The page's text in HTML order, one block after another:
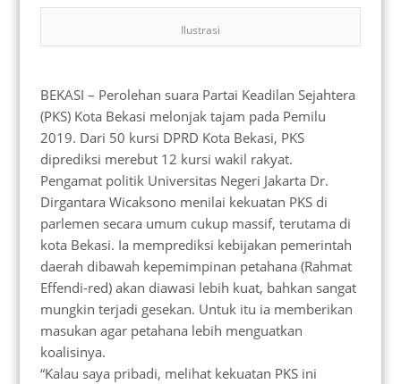
Ilustrasi
BEKASI – Perolehan suara Partai Keadilan Sejahtera
(PKS) Kota Bekasi melonjak tajam pada Pemilu
2019. Dari 50 kursi DPRD Kota Bekasi, PKS
diprediksi merebut 12 kursi wakil rakyat.
Pengamat politik Universitas Negeri Jakarta Dr.
Dirgantara Wicaksono menilai kekuatan PKS di
parlemen secara umum cukup massif, terutama di
kota Bekasi. Ia memprediksi kebijakan pemerintah
daerah dibawah kepemimpinan petahana (Rahmat
Effendi-red) akan diawasi lebih kuat, bahkan sangat
mungkin terjadi gesekan. Untuk itu ia memberikan
masukan agar petahana lebih menguatkan
koalisinya.
“Kalau saya pribadi, melihat kekuatan PKS ini